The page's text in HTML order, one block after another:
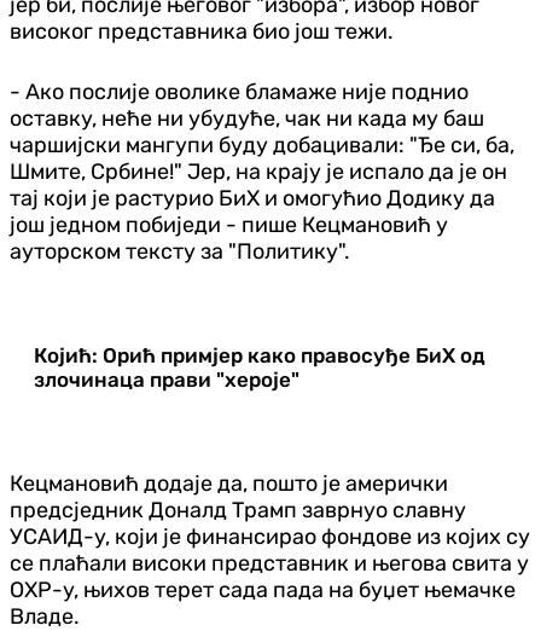
високог представника био још тежи.
- Ако послије оволике бламаже није поднио
оставку, неће ни убудуће, чак ни када му баш
чаршијски мангупи буду добацивали: "Ђе си, ба,
Шмите, Србине!" Јер, на крају је испало да је он
тај који је растурио БиХ и омогућио Додику да
још једном побиједи - пише Кецмановић у
ауторском тексту за "Политику".
Којић: Орић примјер како правосуђе БиХ од
злочинаца прави "хероје"
Кецмановић додаје да, пошто је амерички
предсједник Доналд Трамп заврнуо славну
УСАИД-у, који је финансирао фондове из којих су
се плаћали високи представник и његова свита у
ОХР-у, њихов терет сада пада на буџет њемачке
Владе.